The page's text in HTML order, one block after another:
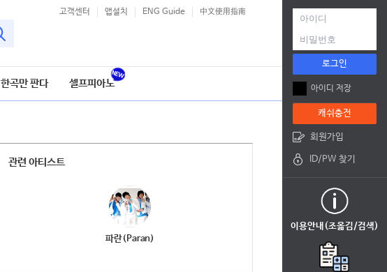
고객센터 앱설치 ENG Guide 中文使用指南
한곡만 판다 셀프피아노
관련 아티스트
파란(Paran)
로그인
아이디 저장
캐쉬충전
회원가입
ID/PW 찾기
이용안내(조옮김/검색)